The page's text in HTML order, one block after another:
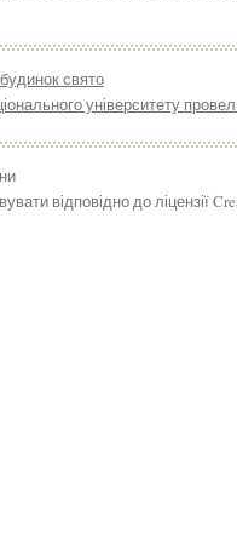
свято
університету
відповідно до ліцензії